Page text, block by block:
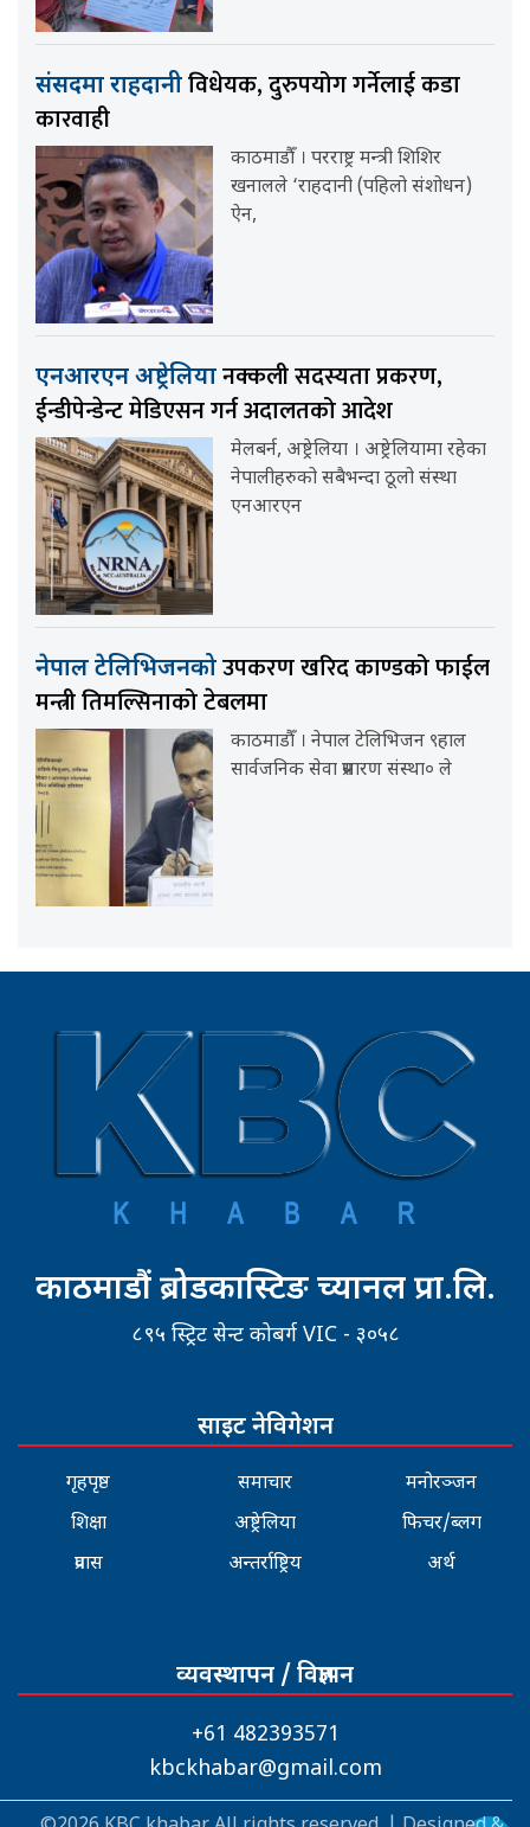
संसदमा राहदानीविधेयक, दुरुपयोग गर्नेलाई कडा
कारवाही
काठमाडौँ । परराष्ट्र मन्त्री शिशिर
खनालले ‘राहदानी (पहिलो संशोधन)
ऐन,
एनआरएन अष्ट्रेलियानक्कली सदस्यता प्रकरण,
ईन्डीपेन्डेन्ट मेडिएसन गर्न अदालतको आदेश
मेलबर्न, अष्ट्रेलिया । अष्ट्रेलियामा रहेका
नेपालीहरुको सबैभन्दा ठूलो संस्था
एनआरएन
नेपाल टेलिभिजनकोउपकरण खरिद काण्डको फाईल
मन्त्री तिमल्सिनाको टेबलमा
काठमाडौँ । नेपाल टेलिभिजन ९हाल
सार्वजनिक सेवा प्रसारण संस्था० ले
काठमाडौं ब्रोडकास्टिङ च्यानल प्रा.लि.
८९५ स्ट्रिट सेन्ट कोबर्ग VIC - ३०५८
साइट नेविगेशन
गृहपृष्ठ
शिक्षा
प्रवास
समाचार
अष्ट्रेलिया
अन्तर्राष्ट्रिय
मनोरञ्जन
फिचर/ब्लग
अर्थ
व्यवस्थापन / विज्ञापन
+61 482393571
kbckhabar@gmail.com